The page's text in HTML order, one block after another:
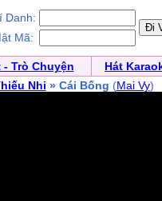
Danh:
Mã:
- Trò Chuyện
Hát
Nhi » Cái Bống (Mai Vy)